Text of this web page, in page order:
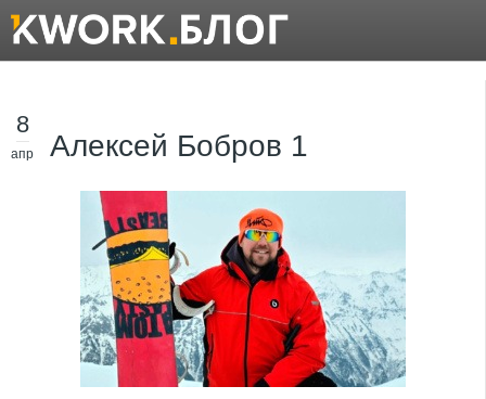
8
апр Алексей Бобров 1